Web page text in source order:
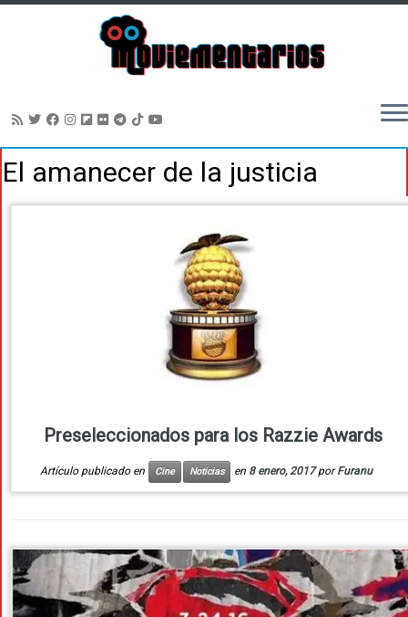
Saltar
alEl amanecer de la justicia
Preseleccionados para los Razzie Awards
Artículo publicado en Cine Noticias en 8 enero, 2017 porFuranu